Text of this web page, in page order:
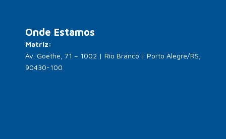
Onde Estamos
Matriz:
Av. Goethe, 71 – 1002 | Rio Branco | Porto Alegre/RS,
90430-100